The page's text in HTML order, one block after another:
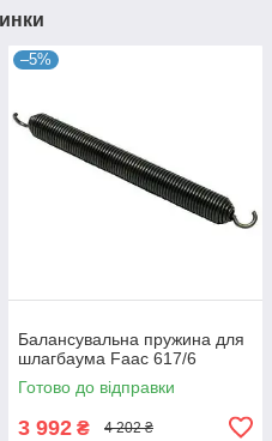
–5%
Балансувальна пружина для
шлагбаума Faac 617/6
Готово до відправки
3 992 ₴ 4 202 ₴